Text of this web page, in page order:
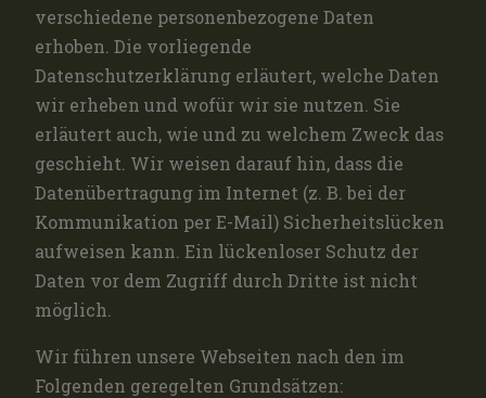
verschiedene personenbezogene Daten
erhoben. Die vorliegende
Datenschutzerklärung erläutert, welche Daten
wir erheben und wofür wir sie nutzen. Sie
erläutert auch, wie und zu welchem Zweck das
geschieht. Wir weisen darauf hin, dass die
Datenübertragung im Internet (z. B. bei der
Kommunikation per E-Mail) Sicherheitslücken
aufweisen kann. Ein lückenloser Schutz der
Daten vor dem Zugriff durch Dritte ist nicht
möglich.
Wir führen unsere Webseiten nach den im
Folgenden geregelten Grundsätzen: